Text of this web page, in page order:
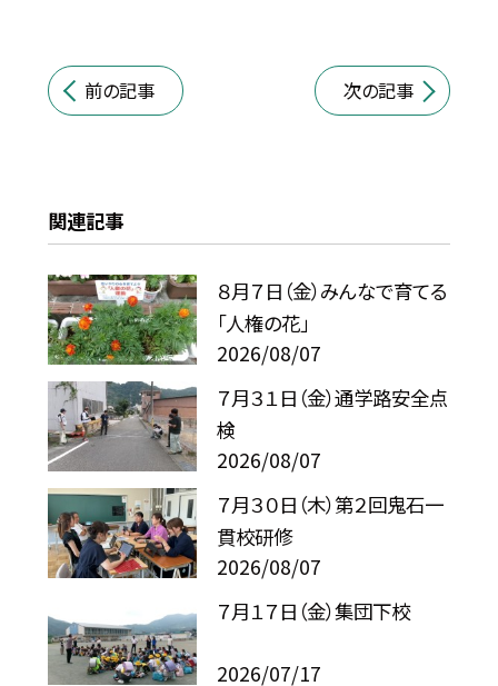
前の記事 次の記事
関連記事
８月７日（金）みんなで育てる
「人権の花」
2026/08/07
７月３１日（金）通学路安全点
検
2026/08/07
７月３０日（木）第２回鬼石一
貫校研修
2026/08/07
７月１７日（金）集団下校
2026/07/17